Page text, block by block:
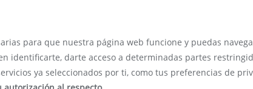
para que nuestra página web funcione y puedas
identificarte, darte acceso a determinadas partes
ya seleccionados por ti, como tus preferencias de